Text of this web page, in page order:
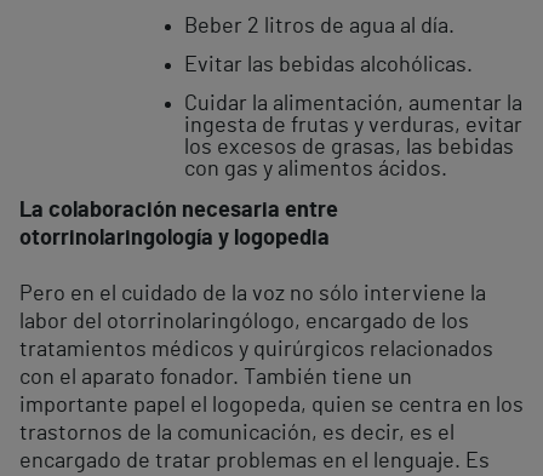
Beber 2 litros de agua al día.
Evitar las bebidas alcohólicas.
Cuidar la alimentación, aumentar la
ingesta de frutas y verduras, evitar
los excesos de grasas, las bebidas
con gas y alimentos ácidos.
La colaboración necesaria entre
otorrinolaringología y logopedia
Pero en el cuidado de la voz no sólo interviene la
labor del otorrinolaringólogo, encargado de los
tratamientos médicos y quirúrgicos relacionados
con el aparato fonador. También tiene un
importante papel el logopeda, quien se centra en los
trastornos de la comunicación, es decir, es el
encargado de tratar problemas en el lenguaje. Es